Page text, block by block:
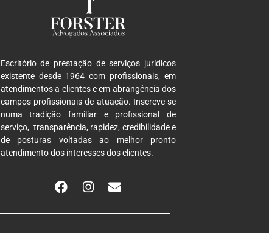
Escritório de prestação de serviços jurídicos
existente desde 1964 com profissionais, em
atendimentos a clientes e em abrangência dos
campos profissionais de atuação. Inscreve-se
numa tradição familiar e profissional de
serviço, transparência, rapidez, credibilidade e
de posturas voltadas ao melhor pronto
atendimento dos interesses dos clientes.